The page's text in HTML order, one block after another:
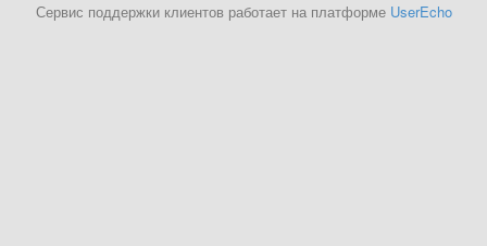
Сервис поддержки клиентов работает на платформе UserEcho